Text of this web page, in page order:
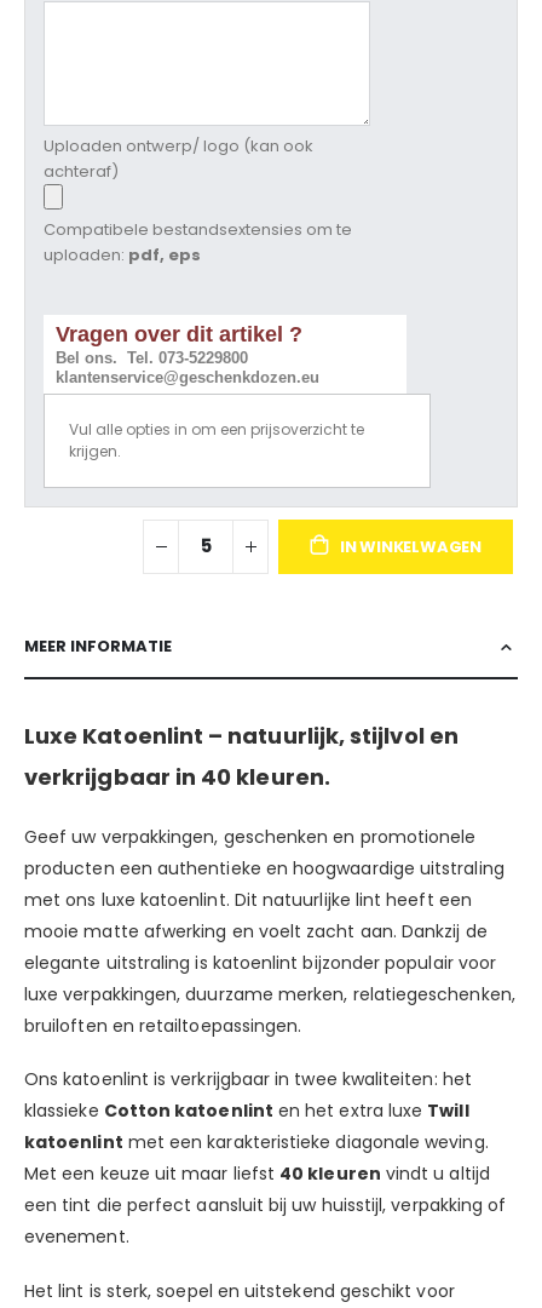
Uploaden ontwerp/ logo (kan ook
achteraf)
Compatibele bestandsextensies om te
uploaden: pdf, eps
Vragen over dit artikel ?
Bel ons. Tel. 073-5229800
klantenservice@geschenkdozen.eu
Vul alle opties in om een prijsoverzicht te
krijgen.
IN WINKELWAGEN
MEER INFORMATIE
Luxe Katoenlint – natuurlijk, stijlvol en
verkrijgbaar in 40 kleuren.
Geef uw verpakkingen, geschenken en promotionele
producten een authentieke en hoogwaardige uitstraling
met ons luxe katoenlint. Dit natuurlijke lint heeft een
mooie matte afwerking en voelt zacht aan. Dankzij de
elegante uitstraling is katoenlint bijzonder populair voor
luxe verpakkingen, duurzame merken, relatiegeschenken,
bruiloften en retailtoepassingen.
Ons katoenlint is verkrijgbaar in twee kwaliteiten: het
klassieke Cotton katoenlint en het extra luxe Twill
katoenlint met een karakteristieke diagonale weving.
Met een keuze uit maar liefst 40 kleuren vindt u altijd
een tint die perfect aansluit bij uw huisstijl, verpakking of
evenement.
Het lint is sterk, soepel en uitstekend geschikt voor